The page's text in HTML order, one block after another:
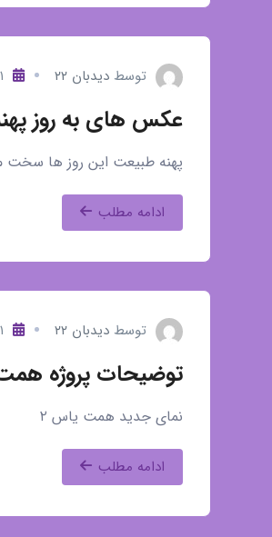
توسط دیدبان ۲۲
عکس های به روز
پهنه طبیعت این روز ها
ادامه مطلب
توسط دیدبان ۲۲
توضیحات پروژه
نمای جدید همت یاس ۲
ادامه مطلب